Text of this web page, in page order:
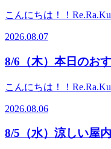
オススメコース～★リ
をおいて全身をほぐし
作を加えることで、深
¥4,400 (税込)60分
込) （
泡を使い頭部をほぐし
首のお疲れでお悩みの
こんにちは！！
足元から老廃物を抜い
りやすくなっておりま
いきましょう～♪ 本日
点】 10：00～21：00（
おすすめコース～～～
を使用して足全体をほ
ることで、血行促進の
す。 30分 ¥4,510 (税
2026.08.07
8/6（木）本日のお
こんにちは！！
ど…移動や長距離の歩き
ケアで身体に溜まった
まのご来店心よりお待
2026.08.06
8/5（水）涼しい屋